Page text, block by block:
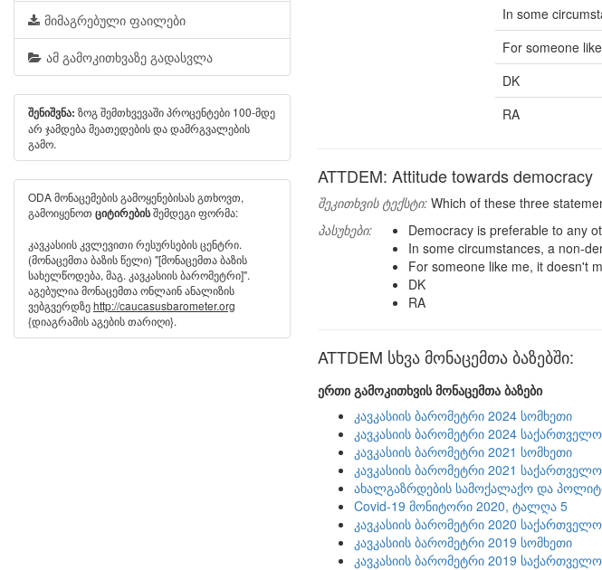
In some
For someone
DK
RA
ATTDEM: Attitude towards democracy
შეკითხვის ტექსტი: Which of these three
პასუხები:
Democracy is preferable to any
In some circumstances, a non-
For someone like me, it doesn't
DK
RA
ATTDEM სხვა მონაცემთა ბაზებში:
ერთი გამოკითხვის მონაცემთა ბაზები
კავკასიის ბარომეტრი 2024 სომხეთი
კავკასიის ბარომეტრი 2024 საქართველო
კავკასიის ბარომეტრი 2021 სომხეთი
კავკასიის ბარომეტრი 2021 საქართველო
ახალგაზრდების სამოქალაქო და
Covid-19 მონიტორი 2020, ტალღა 5
კავკასიის ბარომეტრი 2020 საქართველო
კავკასიის ბარომეტრი 2019 სომხეთი
კავკასიის ბარომეტრი 2019 საქართველო
მიმაგრებული ფაილები
ამ გამოკითხვაზე გადასვლა
შენიშვნა: ზოგ შემთხვევაში პროცენტები 100-მდე
არ ჯამდება მეათედების და დამრგვალების
გამო.
ODA მონაცემების გამოყენებისას გთხოვთ,
გამოიყენოთ ციტირებისშემდეგი ფორმა:
კავკასიის კვლევითი რესურსების ცენტრი.
(მონაცემთა ბაზის წელი) "[მონაცემთა ბაზის
სახელწოდება, მაგ. კავკასიის ბარომეტრი]".
აგებულია მონაცემთა ონლაინ ანალიზის
ვებგვერდზეhttp://caucasusbarometer.org
{დიაგრამის აგების თარიღი}.